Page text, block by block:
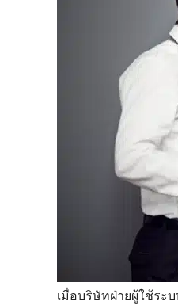
เมื่อบริษัทฝ่ายผู้ใช้ระ